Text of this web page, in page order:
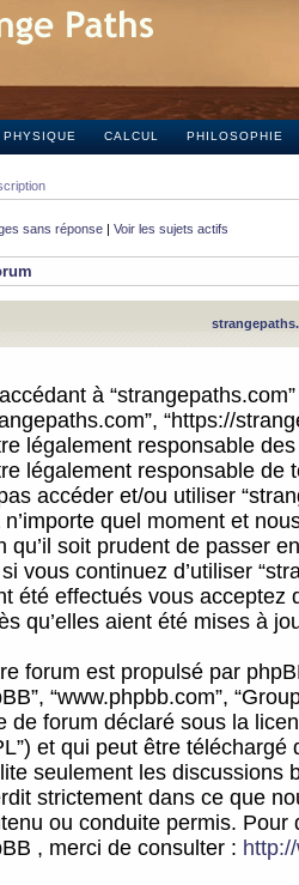
PHYSIQUE CALCUL PHILOSOPHIE
sans réponse | Voir les sujets actifs
à
“https://
légalement responsable
légalement responsable
accéder et/ou utiliser
n’importe quel moment et
qu’il soit prudent de passer
vous continuez d’utiliser
été effectués vous acceptez
qu’elles aient été mises à
forum est propulsé par
“www.phpbb.com”,
de forum déclaré sous la
et qui peut être téléchargé
seulement les discussions
strictement dans ce que
ou conduite permis.
, merci de consulter :